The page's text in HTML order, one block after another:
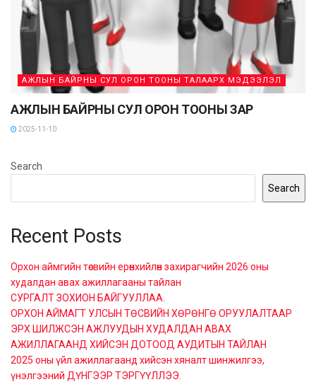
АЖЛЫН БАЙРНЫ СУЛ ОРОН ТООНЫ ТАЛААРХ МЭДЭЭЛЭЛ
АЖЛЫН БАЙРНЫ СУЛ ОРОН ТООНЫ ЗАР
2025-11-10
Search
Search
Recent Posts
Орхон аймгийн төсвийн ерөнхийлөн захирагчийн 2026 оны
худалдан авах ажиллагааны тайлан
СУРГАЛТ ЗОХИОН БАЙГУУЛЛАА.
ОРХОН АЙМАГТ УЛСЫН ТӨСВИЙН ХӨРӨНГӨ ОРУУЛАЛТААР
ЭРХ ШИЛЖСЭН АЖЛУУДЫН ХУДАЛДАН АВАХ
АЖИЛЛАГААНД ХИЙСЭН ДОТООД АУДИТЫН ТАЙЛАН
2025 оны үйл ажиллагаанд хийсэн хяналт шинжилгээ,
үнэлгээний ДҮНГЭЭР ТЭРГҮҮЛЛЭЭ.